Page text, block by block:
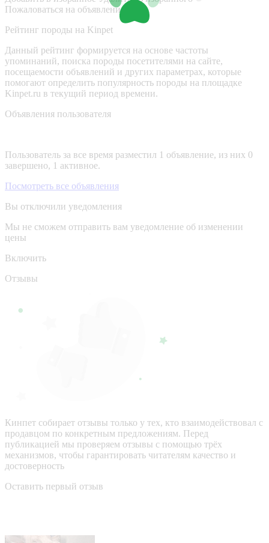
Пожаловаться на объявление
Рейтинг породы на Kinpet
Данный рейтинг формируется на основе частоты
упоминаний, поиска породы посетителями на сайте,
посещаемости объявлений и других параметрах, которые
помогают определить популярность породы на площадке
Kinpet.ru в текущий период времени.
Объявления пользователя
Пользователь за все время разместил 1 объявление, из них 0
завершено, 1 активное.
Посмотреть все объявления
Вы отключили уведомления
Мы не сможем отправить вам уведомление об изменении
цены
Включить
Отзывы
Кинпет собирает отзывы только у тех, кто взаимодействовал с
продавцом по конкретным предложениям. Перед
публикацией мы проверяем отзывы с помощью трёх
механизмов, чтобы гарантировать читателям качество и
достоверность
Оставить первый отзыв